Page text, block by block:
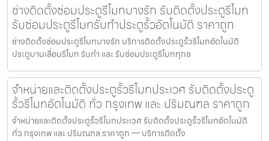
ช่างติดตั้งซ่อมประตูรีโมทบางรัก รับติดตั้งประตูรีโมท
รับซ่อมประตูรีโมทรับทำประตูรั้วอัตโนมัติ ราคาถูก
ช่างติดตั้งซ่อมประตูรีโมทบางรัก บริการติดตั้งประตูรั้วรีโมทอัตโนมัติ
ประตูบานเลื่อนรีโมท รับทำ และ รับซ่อมประตูรีโมททุกช
จำหน่ายและติดตั้งประตูรั้วรีโมทประเวศ รับติดตั้งประตู
รั้วรีโมทอัตโนมัติ ทั่ว กรุงเทพ และ ปริมณฑล ราคาถูก
จำหน่ายและติดตั้งประตูรั้วรีโมทประเวศ รับติดตั้งประตูรั้วรีโมทอัตโนมัติ
ทั่ว กรุงเทพ และ ปริมณฑล ราคาถูก — บริการติดตั้ง